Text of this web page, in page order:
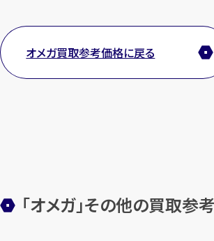
オメガ買取参考価格に戻る
「オメガ」その他の買取参